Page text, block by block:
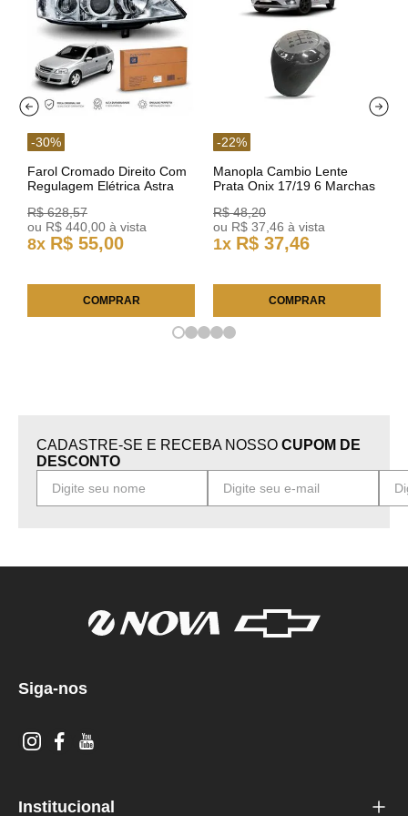
-30%
Farol Cromado Direito Com
Regulagem Elétrica Astra
R$ 628,57
ou R$ 440 00 à vista
8x R$ 55,00
COMPRAR
-22%
Manopla Cambio Lente
Prata Onix 17/19 6 Marchas
R$ 48,20
ou R$ 37 46 à vista
1x R$ 37,46
COMPRAR
CADASTRE-SE E RECEBA NOSSO CUPOM DE
DESCONTO
Siga-nos
Institucional